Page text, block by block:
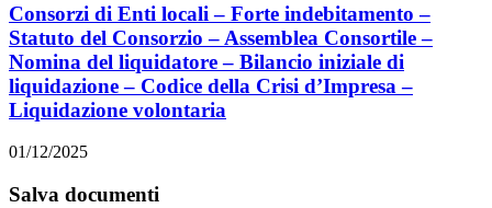
Consorzi di Enti locali – Forte indebitamento –
Statuto del Consorzio – Assemblea Consortile –
Nomina del liquidatore – Bilancio iniziale di
liquidazione – Codice della Crisi d’Impresa –
Liquidazione volontaria
01/12/2025
Salva documenti